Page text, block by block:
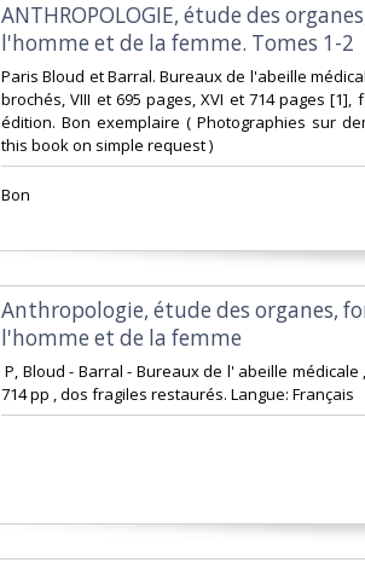
‎ANTHROPOLOGIE, étude des
l'homme et de la femme. Tomes 1-2 ‎
‎Paris Bloud et Barral. Bureaux de l'abeille
brochés, VIII et 695 pages, XVI et 714 pages
édition. Bon exemplaire ( Photographies sur
this book on simple request ) ‎
‎Bon ‎
‎Anthropologie, étude des organes,
l'homme et de la femme‎
P, Bloud - Barral - Bureaux de l' abeille médicale
714 pp , dos fragiles restaurés. Langue: Français ‎